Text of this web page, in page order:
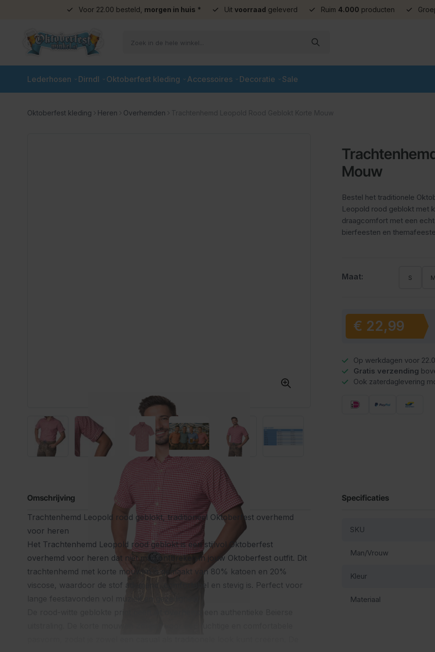
Voor 22.00 besteld, morgen in huis * Uit voorraad geleverd Ruim 4.000 producten
Lederhosen Dirndl Oktoberfest kleding Accessoires Decoratie Sale
Oktoberfest kleding Heren Overhemden Trachtenhemd Leopold Rood Geblokt Korte Mouw
Mouw
Bestel het traditionele
Leopold rood geblokt met
draagcomfort met een
bierfeesten en
Maat: S
Vanaf:
€ 22,99
Op werkdagen voor
Gratis verzending
Ook zaterdaglevering
Omschrijving
Trachtenhemd Leopold rood geblokt, traditioneel Oktoberfest overhemd
voor heren
Het Trachtenhemd Leopold rood geblokt is een stijlvol Oktoberfest
overhemd voor heren dat niet mag ontbreken in jouw Oktoberfest outfit. Dit
trachtenhemd met korte mouwen is gemaakt van 80% katoen en 20%
viscose, waardoor de stof ademend, comfortabel en stevig is. Perfect voor
lange feestavonden vol muziek en gezelligheid.
Specificaties
SKU
Man/Vrouw
Kleur
Materiaal